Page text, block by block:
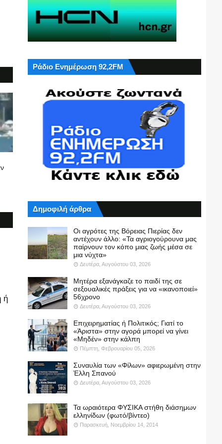
ή
Ράδιο Ενημέρωση 92,2FM
Δημοφιλή άρθρα
Οι αγρότες της Βόρειας Πιερίας δεν
αντέχουν άλλο: «Τα αγριογούρουνα μας
παίρνουν τον κόπο μιας ζωής μέσα σε
μια νύχτα»
Δευτέρα, Αυγούστου 03, 2026
Μητέρα εξανάγκαζε το παιδί της σε
σεξουαλικές πράξεις για να «ικανοποιεί»
56χρονο
Δευτέρα, Αυγούστου 03, 2026
Επιχειρηματίας ή Πολιτικός; Γιατί το
«Άριστα» στην αγορά μπορεί να γίνει
«Μηδέν» στην κάλπη
Πέμπτη, Φεβρουαρίου 05, 2026
Συναυλία των «Φίλων» αφιερωμένη στην
Έλλη Σπανού
Δευτέρα, Αυγούστου 03, 2026
Τα ωραιότερα ΦΥΣΙΚΑ στήθη διάσημων
ελληνίδων (φωτό/βίντεο)
Παρασκευή, Νοεμβρίου 14, 2014